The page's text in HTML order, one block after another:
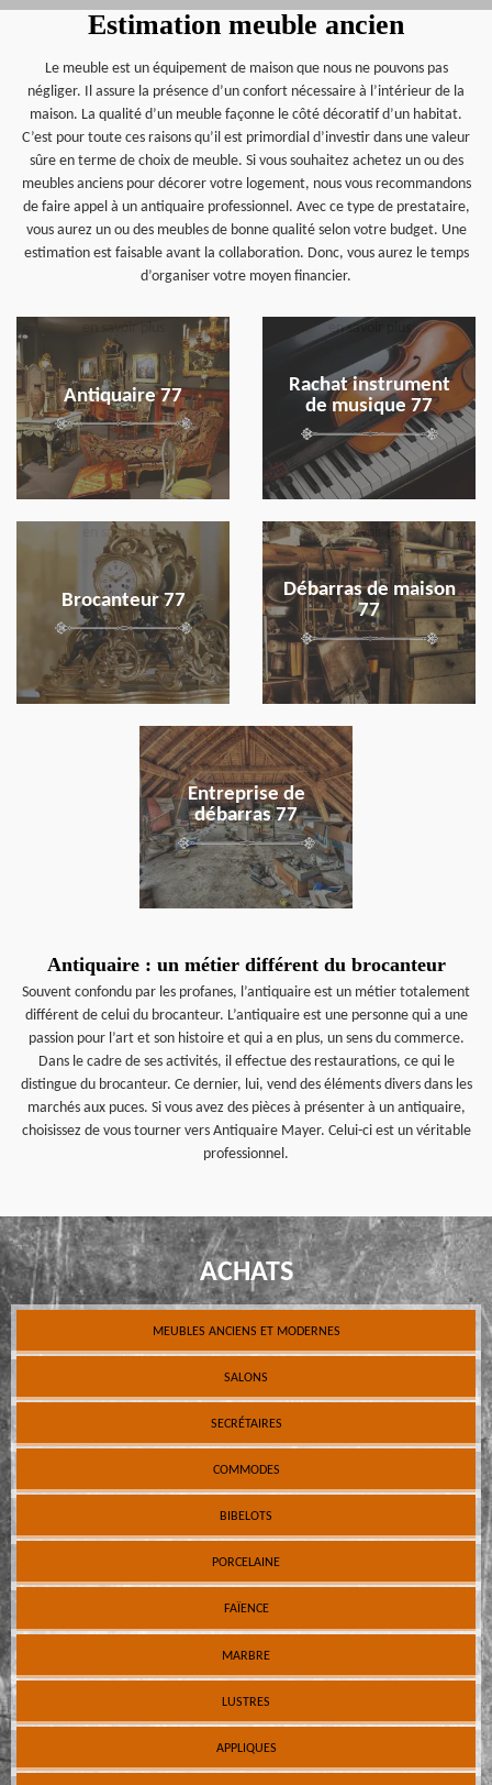
Estimation meuble ancien
Le meuble est un équipement de maison que nous ne pouvons pas
négliger. Il assure la présence d’un confort nécessaire à l’intérieur de la
maison. La qualité d’un meuble façonne le côté décoratif d’un habitat.
C’est pour toute ces raisons qu’il est primordial d’investir dans une valeur
sûre en terme de choix de meuble. Si vous souhaitez achetez un ou des
meubles anciens pour décorer votre logement, nous vous recommandons
de faire appel à un antiquaire professionnel. Avec ce type de prestataire,
vous aurez un ou des meubles de bonne qualité selon votre budget. Une
estimation est faisable avant la collaboration. Donc, vous aurez le temps
d’organiser votre moyen financier.
Antiquaire 77
en savoir plus
Rachat instrument
de musique 77
en savoir plus
Brocanteur 77
en savoir plus
Débarras de maison
77
en savoir plus
Entreprise de
débarras 77
en savoir plus
Antiquaire : un métier différent du brocanteur
Souvent confondu par les profanes, l’antiquaire est un métier totalement
différent de celui du brocanteur. L’antiquaire est une personne qui a une
passion pour l’art et son histoire et qui a en plus, un sens du commerce.
Dans le cadre de ses activités, il effectue des restaurations, ce qui le
distingue du brocanteur. Ce dernier, lui, vend des éléments divers dans les
marchés aux puces. Si vous avez des pièces à présenter à un antiquaire,
choisissez de vous tourner vers Antiquaire Mayer. Celui-ci est un véritable
professionnel.
ACHATS
MEUBLES ANCIENS ET MODERNES
SALONS
SECRÉTAIRES
COMMODES
BIBELOTS
PORCELAINE
FAÏENCE
MARBRE
LUSTRES
APPLIQUES